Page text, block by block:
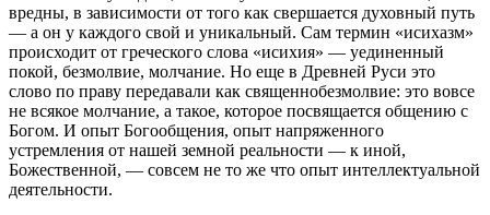
вредны, в зависимости от того как свершается духовный путь
— а он у каждого свой и уникальный. Сам термин «исихазм»
происходит от греческого слова «исихия» — уединенный
покой, безмолвие, молчание. Но еще в Древней Руси это
слово по праву передавали как священнобезмолвие: это вовсе
не всякое молчание, а такое, которое посвящается общению с
Богом. И опыт Богообщения, опыт напряженного
устремления от нашей земной реальности — к иной,
Божественной, — совсем не то же что опыт интеллектуальной
деятельности.